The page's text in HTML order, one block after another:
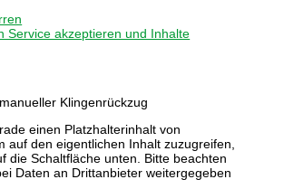
Service akzeptieren und Inhalte
Klingenrückzug
einen Platzhalterinhalt von
auf den eigentlichen Inhalt zuzugreifen,
die Schaltfläche unten. Bitte beachten
Daten an Drittanbieter weitergegeben